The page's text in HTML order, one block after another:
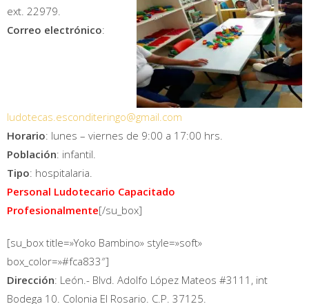
ext. 22979.
Correo electrónico:
ludotecas.esconditeringo@gmail.com
Horario: lunes – viernes de 9:00 a 17:00 hrs.
Población: infantil.
Tipo: hospitalaria.
Personal Ludotecario Capacitado
Profesionalmente[/su_box]
[su_box title=»Yoko Bambino» style=»soft»
box_color=»#fca833″]
Dirección: León.- Blvd. Adolfo López Mateos #3111, int
Bodega 10. Colonia El Rosario. C.P. 37125.